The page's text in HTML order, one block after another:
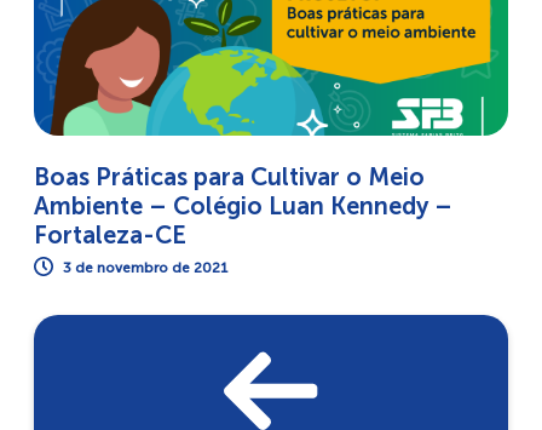
Boas Práticas para Cultivar o Meio
Ambiente – Colégio Luan Kennedy –
Fortaleza-CE
3 de novembro de 2021